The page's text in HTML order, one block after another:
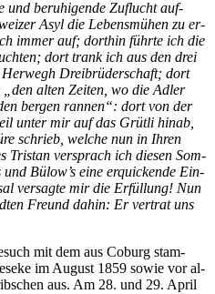
und be­ru­hi­gen­de Zu­flucht auf­
Asyl die Le­bens­mü­hen zu er­
im­mer auf; dort­hin führ­te ich die
dort trank ich aus den drei
Drei­brü­der­schaft; dort
al­ten Zei­ten, wo die Ad­ler
ber­gen ran­nen“: dort von der
un­ter mir auf das Grüt­li hin­ab,
schrieb, wel­che nun in Ih­ren
Tris­tan ver­sprach ich die­sen Som­
Bülow’s eine er­qui­cken­de Ein­
ver­sag­te mir die Er­fül­lung! Nun
Freund da­hin: Er ver­trat uns
mit dem aus Co­burg stam­
im Au­gust 1859 so­wie vor al­
aus. Am 28. und 29. April